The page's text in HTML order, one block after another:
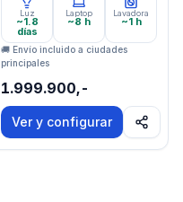
Luz
~1.8
días
Laptop
~8 h
Lavadora
~1 h
🚚 Envío incluido a ciudades
principales
1.999.900,-
Ver y configurar